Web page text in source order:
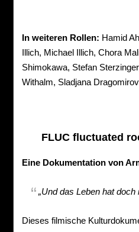
In weiteren Rollen: Hamid
Illich, Michael Illich, Chora
Shimokawa, Stefan
Withalm, Sladjana
FLUC fluctuated
Eine Dokumentation von
„Und das Leben hat doch
Dieses filmische